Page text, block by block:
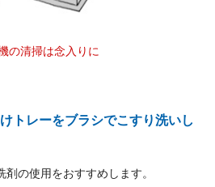
の清掃は念入りに
トレーをブラシでこすり洗いし
の使用をおすすめします。